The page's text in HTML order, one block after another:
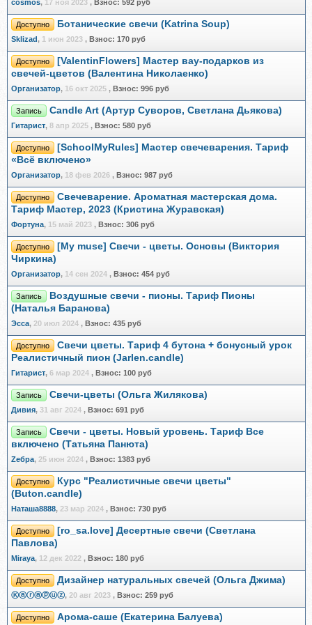
cosmos, 17 ноя 2023 , Взнос: 592 руб
Доступно Ботанические свечи (Katrina Soup)
Sklizad, 1 июн 2023 , Взнос: 170 руб
Доступно
[ValentinFlowers] Мастер вау-подарков из
свечей-цветов (Валентина Николаенко)
Организатор, 16 окт 2025 , Взнос: 996 руб
Запись Candle Art (Артур Суворов, Светлана Дьякова)
Гитарист, 8 апр 2025 , Взнос: 580 руб
Доступно
[SchoolMyRules] Мастер свечеварения. Тариф
«Всё включено»
Организатор, 18 фев 2026 , Взнос: 987 руб
Доступно
Свечеварение. Ароматная мастерская дома.
Тариф Мастер, 2023 (Кристина Журавская)
Фортуна, 15 май 2023 , Взнос: 306 руб
Доступно
[My muse] Свечи - цветы. Основы (Виктория
Чиркина)
Организатор, 14 сен 2024 , Взнос: 454 руб
Запись
Воздушные свечи - пионы. Тариф Пионы
(Наталья Баранова)
Эсса, 20 июл 2024 , Взнос: 435 руб
Доступно
Свечи цветы. Тариф 4 бутона + бонусный урок
Реалистичный пион (Jarlen.candle)
Гитарист, 6 мар 2024 , Взнос: 100 руб
Запись Свечи-цветы (Ольга Жилякова)
Дивия, 31 авг 2024 , Взнос: 691 руб
Запись
Свечи - цветы. Новый уровень. Тариф Все
включено (Татьяна Панюта)
Zебра, 25 июн 2024 , Взнос: 1383 руб
Доступно
Курс "Реалистичные свечи цветы"
(Buton.candle)
Наташа8888, 23 мар 2024 , Взнос: 730 руб
Доступно
[ro_sa.love] Десертные свечи (Светлана
Павлова)
Miraya, 12 дек 2022 , Взнос: 180 руб
Доступно Дизайнер натуральных свечей (Ольга Джима)
Ⓚⓐⓡⓐⓟⓤⓩ, 20 авг 2023 , Взнос: 259 руб
Доступно Арома-саше (Екатерина Балуева)